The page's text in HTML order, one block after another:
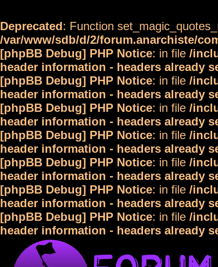
Deprecated: Function
/var/www/sdb/d/2/forum.anarchiste/
[phpBB Debug] PHP Notice: in file /
header information - headers already
[phpBB Debug] PHP Notice: in file /
header information - headers already
[phpBB Debug] PHP Notice: in file /
header information - headers already
[phpBB Debug] PHP Notice: in file /
header information - headers already
[phpBB Debug] PHP Notice: in file /
header information - headers already
[phpBB Debug] PHP Notice: in file /
header information - headers already
[phpBB Debug] PHP Notice: in file /
header information - headers already